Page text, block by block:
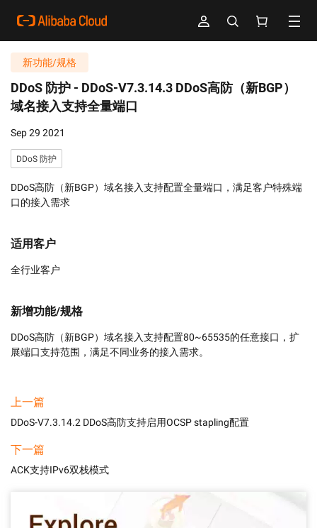
新功能/规格
DDoS 防护 - DDoS-V7.3.14.3 DDoS高防（新BGP）
域名接入支持全量端口
Sep 29 2021
DDoS 防护
DDoS高防（新BGP）域名接入支持配置全量端口，满足客户特殊端
口的接入需求
适用客户
全行业客户
新增功能/规格
DDoS高防（新BGP）域名接入支持配置80~65535的任意接口，扩
展端口支持范围，满足不同业务的接入需求。
上一篇
DDoS-V7.3.14.2 DDoS高防支持启用OCSP stapling配置
下一篇
ACK支持IPv6双栈模式